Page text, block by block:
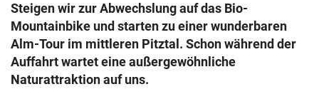
Steigen wir zur Abwechslung auf das Bio-
Mountainbike und starten zu einer wunderbaren
Alm-Tour im mittleren Pitztal. Schon während der
Auffahrt wartet eine außergewöhnliche
Naturattraktion auf uns.